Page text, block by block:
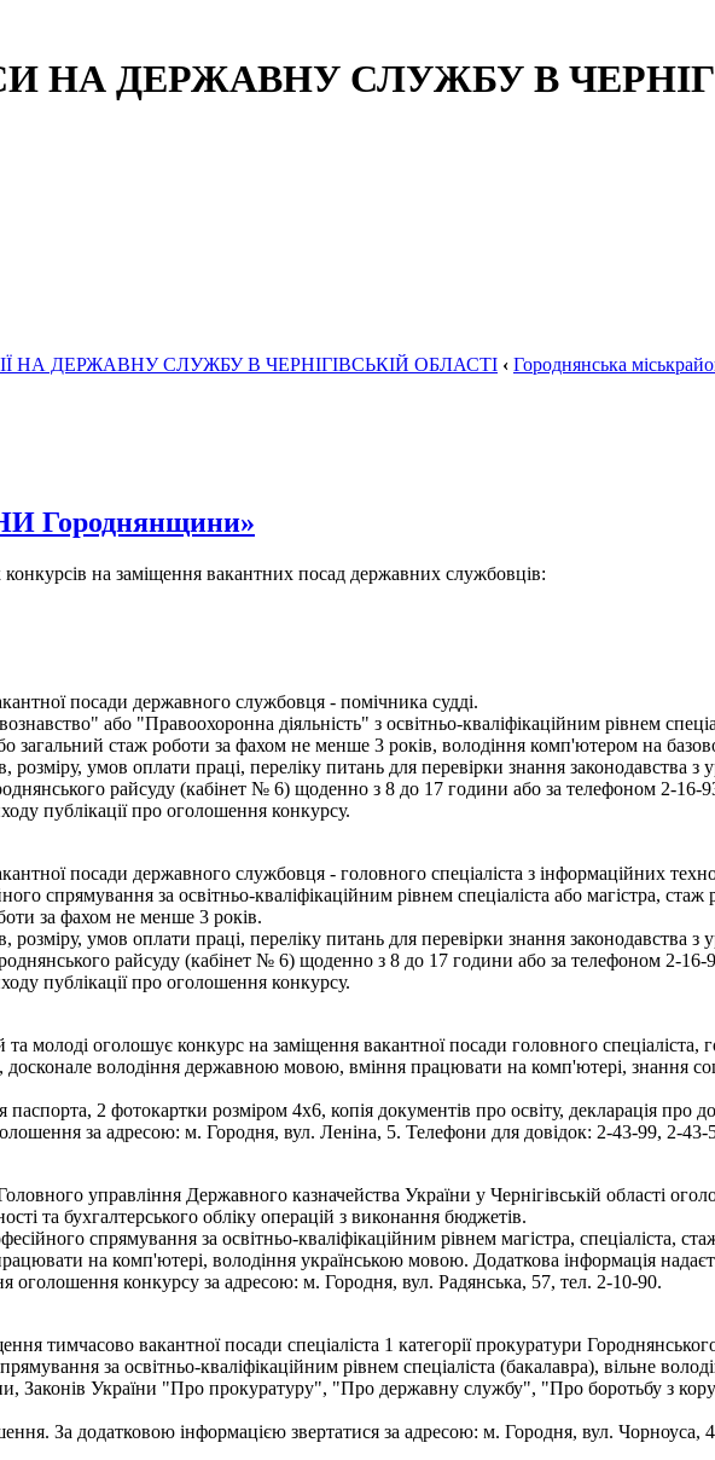
ДЕРЖАВНУ СЛУЖБУ В
ДЕРЖАВНУ СЛУЖБУ В ЧЕРНІГІВСЬКІЙ ОБЛАСТІ ‹ Городнянська
Городнянщини»
конкурсів на заміщення вакантних посад державних службовців:
посади державного службовця - помічника судді.
або "Правоохоронна діяльність" з освітньо-кваліфікаційним рівнем
загальний стаж роботи за фахом не менше 3 років, володіння комп'ютером на
умов оплати праці, переліку питань для перевірки знання законодавства з
райсуду (кабінет № 6) щоденно з 8 до 17 години або за телефоном 2-16-
публікації про оголошення конкурсу.
посади державного службовця - головного спеціаліста з інформаційних
спрямування за освітньо-кваліфікаційним рівнем спеціаліста або магістра,
за фахом не менше 3 років.
умов оплати праці, переліку питань для перевірки знання законодавства з
райсуду (кабінет № 6) щоденно з 8 до 17 години або за телефоном 2-16-
публікації про оголошення конкурсу.
молоді оголошує конкурс на заміщення вакантної посади головного спеціаліста,
володіння державною мовою, вміння працювати на комп'ютері, знання
2 фотокартки розміром 4х6, копія документів про освіту, декларація про
за адресою: м. Городня, вул. Леніна, 5. Телефони для довідок: 2-43-99, 2-43-
управління Державного казначейства України у Чернігівській області
та бухгалтерського обліку операцій з виконання бюджетів.
спрямування за освітньо-кваліфікаційним рівнем магістра, спеціаліста,
на комп'ютері, володіння українською мовою. Додаткова інформація
оголошення конкурсу за адресою: м. Городня, вул. Радянська, 57, тел. 2-10-90.
тимчасово вакантної посади спеціаліста 1 категорії прокуратури
за освітньо-кваліфікаційним рівнем спеціаліста (бакалавра), вільне
Законів України "Про прокуратуру", "Про державну службу", "Про боротьбу з
За додатковою інформацією звертатися за адресою: м. Городня, вул. Чорноуса,